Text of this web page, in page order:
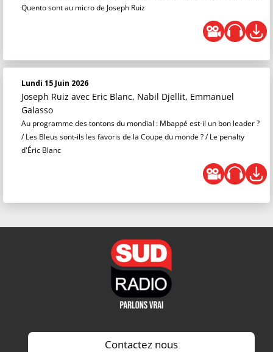
Quento sont au micro de Joseph Ruiz
Lundi 15 Juin 2026
Joseph Ruiz avec Eric Blanc, Nabil Djellit, Emmanuel
Galasso
Au programme des tontons du mondial : Mbappé est-il un bon leader ?
/ Les Bleus sont-ils les favoris de la Coupe du monde ? / Le penalty
d'Éric Blanc
Contactez nous